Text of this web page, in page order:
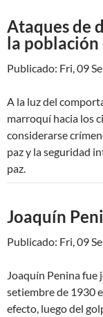
Ataques de
la población
Publicado: Fri, 09
A la luz del
marroquí hacia los
considerarse
paz y la seguridad
paz.
Joaquín
Publicado: Fri, 09
Joaquín Penina fue
setiembre de 1930
efecto, luego del